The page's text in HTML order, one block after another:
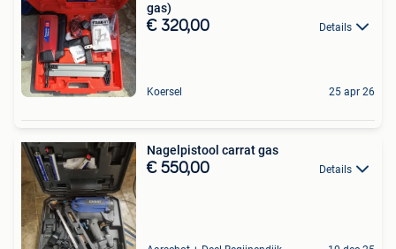
gas)
€ 320,00 Details
Koersel 25 apr 26
Nagelpistool carrat gas
€ 550,00 Details